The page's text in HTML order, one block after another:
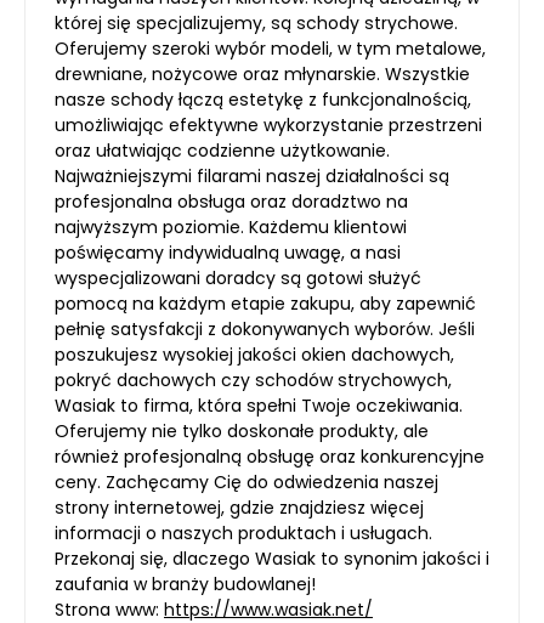
której się specjalizujemy, są schody strychowe.
Oferujemy szeroki wybór modeli, w tym metalowe,
drewniane, nożycowe oraz młynarskie. Wszystkie
nasze schody łączą estetykę z funkcjonalnością,
umożliwiając efektywne wykorzystanie przestrzeni
oraz ułatwiając codzienne użytkowanie.
Najważniejszymi filarami naszej działalności są
profesjonalna obsługa oraz doradztwo na
najwyższym poziomie. Każdemu klientowi
poświęcamy indywidualną uwagę, a nasi
wyspecjalizowani doradcy są gotowi służyć
pomocą na każdym etapie zakupu, aby zapewnić
pełnię satysfakcji z dokonywanych wyborów. Jeśli
poszukujesz wysokiej jakości okien dachowych,
pokryć dachowych czy schodów strychowych,
Wasiak to firma, która spełni Twoje oczekiwania.
Oferujemy nie tylko doskonałe produkty, ale
również profesjonalną obsługę oraz konkurencyjne
ceny. Zachęcamy Cię do odwiedzenia naszej
strony internetowej, gdzie znajdziesz więcej
informacji o naszych produktach i usługach.
Przekonaj się, dlaczego Wasiak to synonim jakości i
zaufania w branży budowlanej!
Strona www: https://www.wasiak.net/